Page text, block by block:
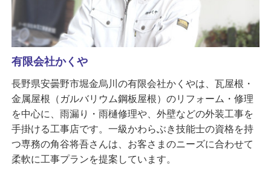
有限会社かくや
長野県安曇野市堀金烏川の有限会社かくやは、瓦屋根・
金属屋根（ガルバリウム鋼板屋根）のリフォーム・修理
を中心に、雨漏り・雨樋修理や、外壁などの外装工事を
手掛ける工事店です。一級かわらぶき技能士の資格を持
つ専務の角谷将吾さんは、お客さまのニーズに合わせて
柔軟に工事プランを提案しています。